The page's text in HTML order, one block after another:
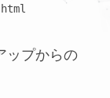
ップからの